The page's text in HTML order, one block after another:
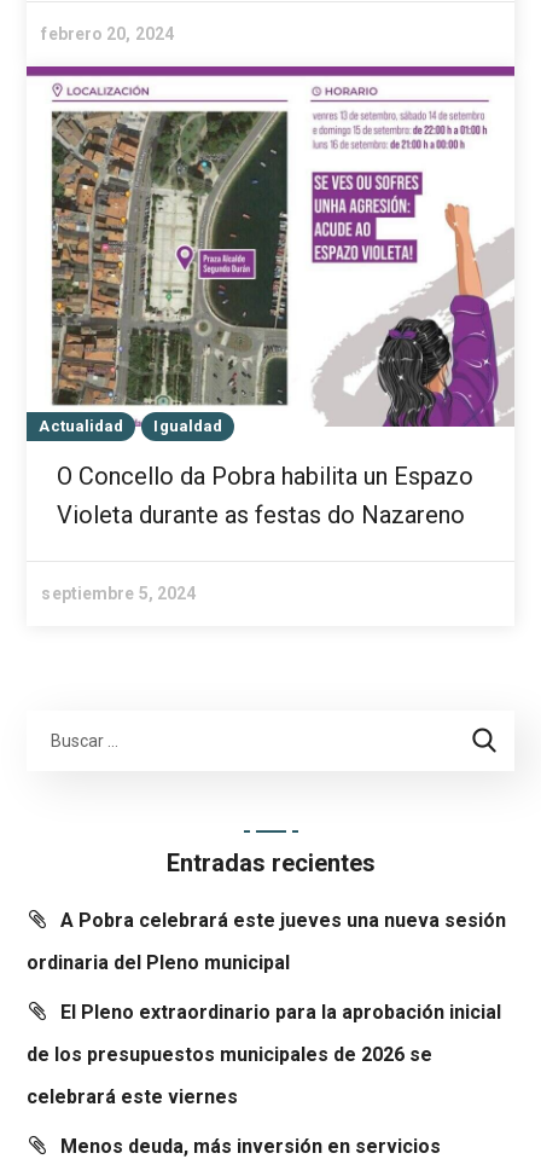
febrero 20, 2024
Actualidad Igualdad
O Concello da Pobra habilita un Espazo
Violeta durante as festas do Nazareno
septiembre 5, 2024
Entradas recientes
A Pobra celebrará este jueves una nueva sesión
ordinaria del Pleno municipal
El Pleno extraordinario para la aprobación inicial
de los presupuestos municipales de 2026 se
celebrará este viernes
Menos deuda, más inversión en servicios